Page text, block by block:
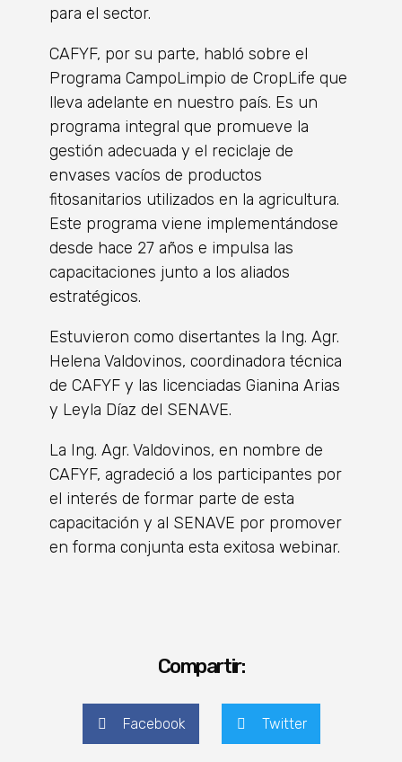
para el sector.
CAFYF, por su parte, habló sobre el
Programa CampoLimpio de CropLife que
lleva adelante en nuestro país. Es un
programa integral que promueve la
gestión adecuada y el reciclaje de
envases vacíos de productos
fitosanitarios utilizados en la agricultura.
Este programa viene implementándose
desde hace 27 años e impulsa las
capacitaciones junto a los aliados
estratégicos.
Estuvieron como disertantes la Ing. Agr.
Helena Valdovinos, coordinadora técnica
de CAFYF y las licenciadas Gianina Arias
y Leyla Díaz del SENAVE.
La Ing. Agr. Valdovinos, en nombre de
CAFYF, agradeció a los participantes por
el interés de formar parte de esta
capacitación y al SENAVE por promover
en forma conjunta esta exitosa webinar.
Compartir:
Facebook Twitter